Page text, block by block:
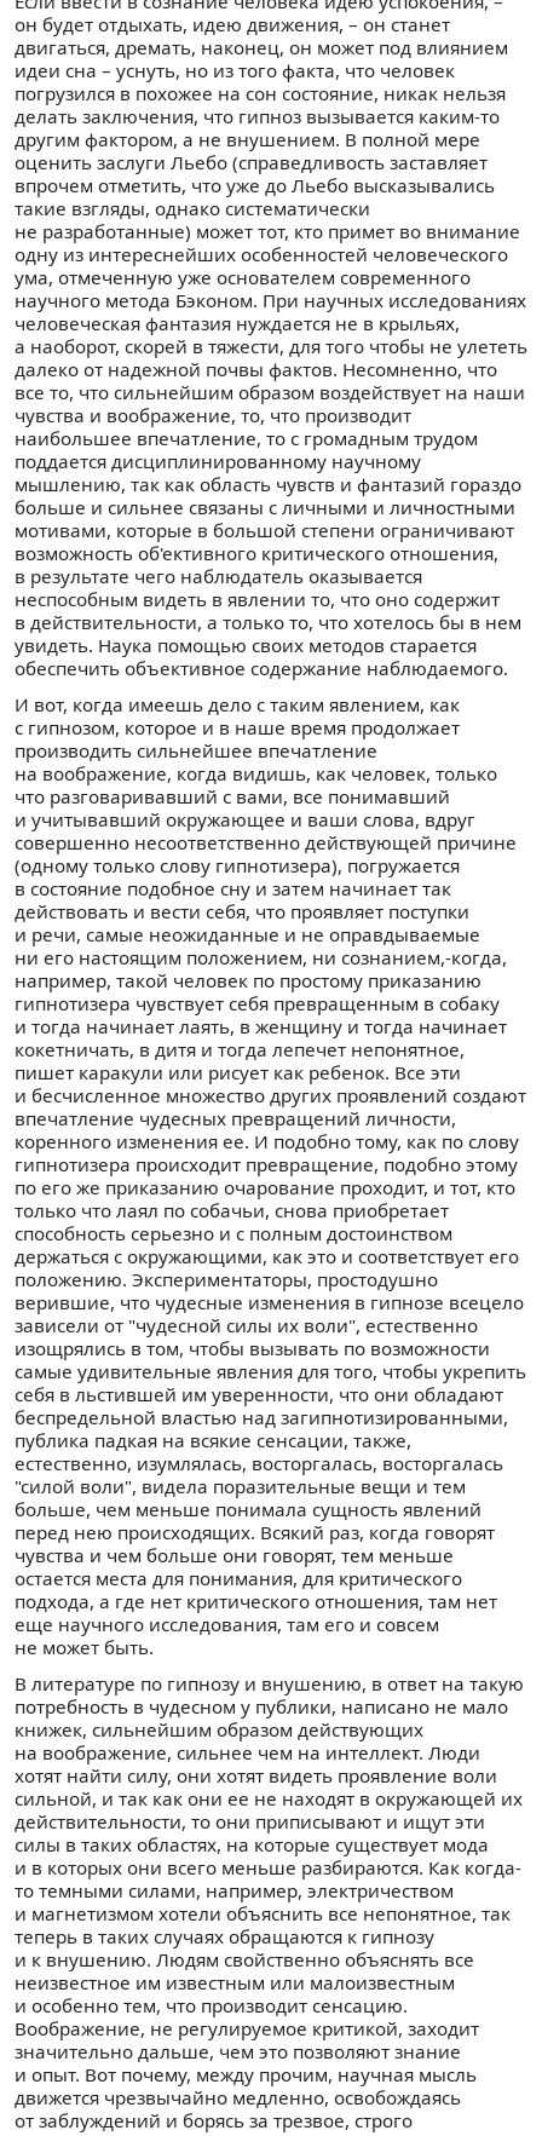
он будет отдыхать, идею движения, – он станет
двигаться, дремать, наконец, он может под влиянием
идеи сна – уснуть, но из того факта, что человек
погрузился в похожее на сон состояние, никак нельзя
делать заключения, что гипноз вызывается каким-то
другим фактором, а не внушением. В полной мере
оценить заслуги Льебо (справедливость заставляет
впрочем отметить, что уже до Льебо высказывались
такие взгляды, однако систематически
не разработанные) может тот, кто примет во внимание
одну из интереснейших особенностей человеческого
ума, отмеченную уже основателем современного
научного метода Бэконом. При научных исследованиях
человеческая фантазия нуждается не в крыльях,
а наоборот, скорей в тяжести, для того чтобы не улететь
далеко от надежной почвы фактов. Несомненно, что
все то, что сильнейшим образом воздействует на наши
чувства и воображение, то, что производит
наибольшее впечатление, то с громадным трудом
поддается дисциплинированному научному
мышлению, так как область чувств и фантазий гораздо
больше и сильнее связаны с личными и личностными
мотивами, которые в большой степени ограничивают
возможность об'ективного критического отношения,
в результате чего наблюдатель оказывается
неспособным видеть в явлении то, что оно содержит
в действительности, а только то, что хотелось бы в нем
увидеть. Наука помощью своих методов старается
обеспечить объективное содержание наблюдаемого.
И вот, когда имеешь дело с таким явлением, как
с гипнозом, которое и в наше время продолжает
производить сильнейшее впечатление
на воображение, когда видишь, как человек, только
что разговаривавший с вами, все понимавший
и учитывавший окружающее и ваши слова, вдруг
совершенно несоответственно действующей причине
(одному только слову гипнотизера), погружается
в состояние подобное сну и затем начинает так
действовать и вести себя, что проявляет поступки
и речи, самые неожиданные и не оправдываемые
ни его настоящим положением, ни сознанием,-когда,
например, такой человек по простому приказанию
гипнотизера чувствует себя превращенным в собаку
и тогда начинает лаять, в женщину и тогда начинает
кокетничать, в дитя и тогда лепечет непонятное,
пишет каракули или рисует как ребенок. Все эти
и бесчисленное множество других проявлений создают
впечатление чудесных превращений личности,
коренного изменения ее. И подобно тому, как по слову
гипнотизера происходит превращение, подобно этому
по его же приказанию очарование проходит, и тот, кто
только что лаял по собачьи, снова приобретает
способность серьезно и с полным достоинством
держаться с окружающими, как это и соответствует его
положению. Экспериментаторы, простодушно
верившие, что чудесные изменения в гипнозе всецело
зависели от "чудесной силы их воли", естественно
изощрялись в том, чтобы вызывать по возможности
самые удивительные явления для того, чтобы укрепить
себя в льстившей им уверенности, что они обладают
беспредельной властью над загипнотизированными,
публика падкая на всякие сенсации, также,
естественно, изумлялась, восторгалась, восторгалась
"силой воли", видела поразительные вещи и тем
больше, чем меньше понимала сущность явлений
перед нею происходящих. Всякий раз, когда говорят
чувства и чем больше они говорят, тем меньше
остается места для понимания, для критического
подхода, а где нет критического отношения, там нет
еще научного исследования, там его и совсем
не может быть.
В литературе по гипнозу и внушению, в ответ на такую
потребность в чудесном у публики, написано не мало
книжек, сильнейшим образом действующих
на воображение, сильнее чем на интеллект. Люди
хотят найти силу, они хотят видеть проявление воли
сильной, и так как они ее не находят в окружающей их
действительности, то они приписывают и ищут эти
силы в таких областях, на которые существует мода
и в которых они всего меньше разбираются. Как когда-
то темными силами, например, электричеством
и магнетизмом хотели объяснить все непонятное, так
теперь в таких случаях обращаются к гипнозу
и к внушению. Людям свойственно объяснять все
неизвестное им известным или малоизвестным
и особенно тем, что производит сенсацию.
Воображение, не регулируемое критикой, заходит
значительно дальше, чем это позволяют знание
и опыт. Вот почему, между прочим, научная мысль
движется чрезвычайно медленно, освобождаясь
от заблуждений и борясь за трезвое, строго